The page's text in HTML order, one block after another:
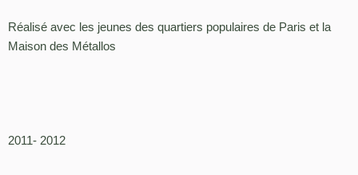
Réalisé avec les jeunes des quartiers populaires de Paris et la
Maison des Métallos
2011- 2012